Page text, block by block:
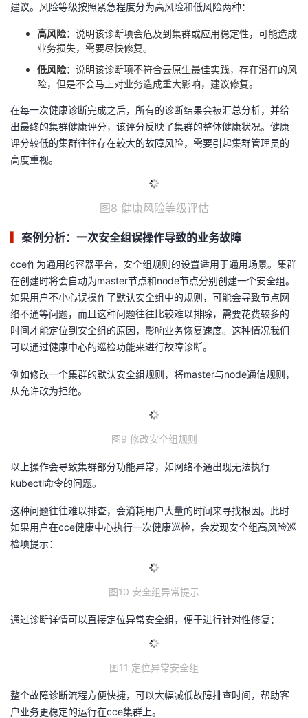
建议。风险等级按照紧急程度分为高风险和低风险两种：
高风险：说明该诊断项会危及到集群或应用稳定性，可能造成
业务损失，需要尽快修复。
低风险： 说明该诊断项不符合云原生最佳实践，存在潜在的风
险，但是不会马上对业务造成重大影响，建议修复。
在每一次健康诊断完成之后，所有的诊断结果会被汇总分析，并给
出最终的集群健康评分，该评分反映了集群的整体健康状况。健康
评分较低的集群往往存在较大的故障风险，需要引起集群管理员的
高度重视。
图8 健康风险等级评估
案例分析：一次安全组误操作导致的业务故障
cce作为通用的容器平台，安全组规则的设置适用于通用场景。集群
在创建时将会自动为master节点和node节点分别创建一个安全组。
如果用户不小心误操作了默认安全组中的规则，可能会导致节点网
络不通等问题，而且这种问题往往比较难以排除，需要花费较多的
时间才能定位到安全组的原因，影响业务恢复速度。这种情况我们
可以通过健康中心的巡检功能来进行故障诊断。
例如修改一个集群的默认安全组规则，将master与node通信规则，
从允许改为拒绝。
图9 修改安全组规则
以上操作会导致集群部分功能异常，如网络不通出现无法执行
kubectl命令的问题。
这种问题往往难以排查，会消耗用户大量的时间来寻找根因。此时
如果用户在cce健康中心执行一次健康巡检，会发现安全组高风险巡
检项提示：
图10 安全组异常提示
通过诊断详情可以直接定位异常安全组，便于进行针对性修复：
图11 定位异常安全组
整个故障诊断流程方便快捷，可以大幅减低故障排查时间，帮助客
户业务更稳定的运行在cce集群上。